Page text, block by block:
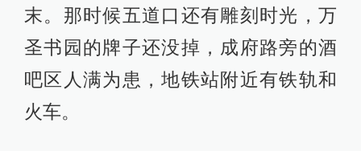
末。那时候五道口还有雕刻时光，万
圣书园的牌子还没掉，成府路旁的酒
吧区人满为患，地铁站附近有铁轨和
火车。